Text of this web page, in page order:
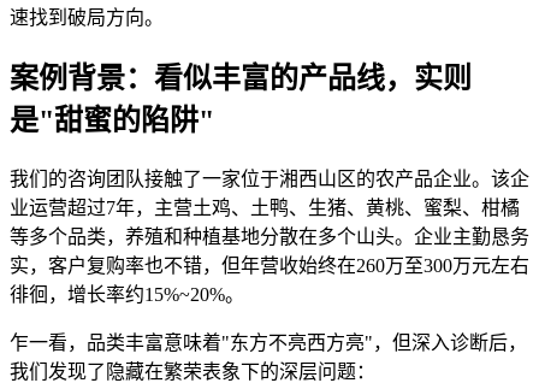
速找到破局方向。
案例背景：看似丰富的产品线，实则
是"甜蜜的陷阱"
我们的咨询团队接触了一家位于湘西山区的农产品企业。该企
业运营超过7年，主营土鸡、土鸭、生猪、黄桃、蜜梨、柑橘
等多个品类，养殖和种植基地分散在多个山头。企业主勤恳务
实，客户复购率也不错，但年营收始终在260万至300万元左右
徘徊，增长率约15%~20%。
乍一看，品类丰富意味着"东方不亮西方亮"，但深入诊断后，
我们发现了隐藏在繁荣表象下的深层问题：